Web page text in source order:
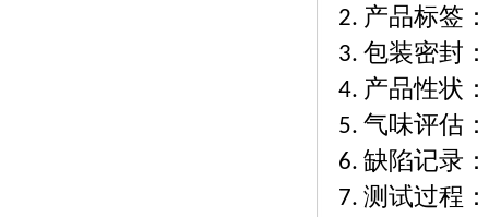
2. 产品标签
3. 包装密封
4. 产品性状
5. 气味评估
6. 缺陷记录
7. 测试过程：